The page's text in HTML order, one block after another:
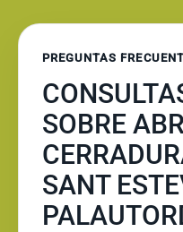
PREGUNTAS
SOBRE
SANT